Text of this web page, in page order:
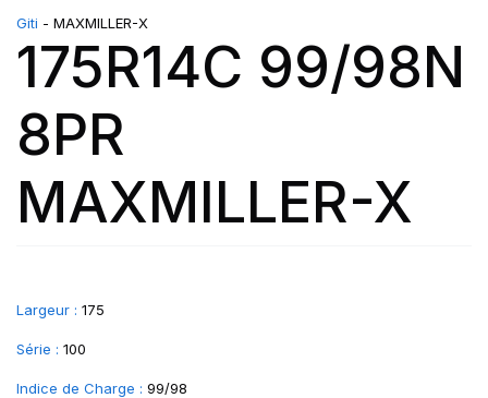
Giti - MAXMILLER-X
175R14C 99/98N
8PR
MAXMILLER-X
Largeur : 175
Série : 100
Indice de Charge : 99/98